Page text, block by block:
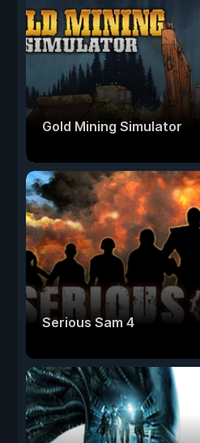
Gold Mining Simulator
Serious Sam 4